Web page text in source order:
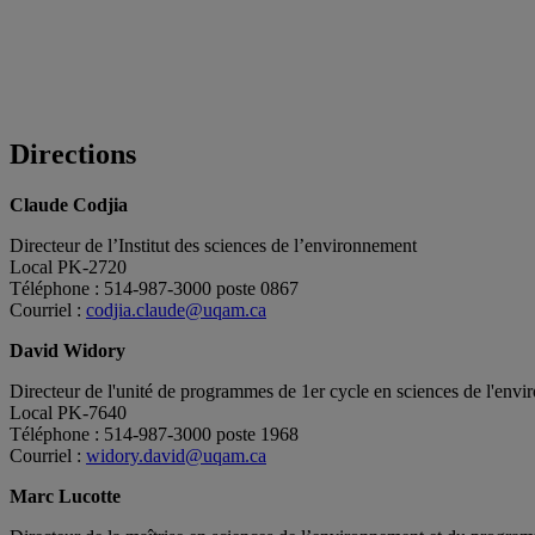
Directions
Claude Codjia
Directeur de l’Institut des sciences de l’environnement
Local PK-2720
Téléphone : 514-987-3000 poste 0867
Courriel : codjia.claude@uqam.ca
David Widory
Directeur de l'unité de programmes de 1er cycle en sciences de
Local PK-7640
Téléphone : 514-987-3000 poste 1968
Courriel : widory.david@uqam.ca
Marc Lucotte